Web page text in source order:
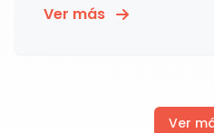
Ver más
Ver